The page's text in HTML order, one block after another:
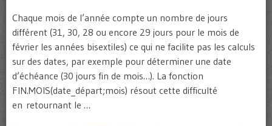
Chaque mois de l’année compte un nombre de jours
différent (31, 30, 28 ou encore 29 jours pour le mois de
février les années bisextiles) ce qui ne facilite pas les calculs
sur des dates, par exemple pour déterminer une date
d’échéance (30 jours fin de mois…). La fonction
FIN.MOIS(date_départ;mois) résout cette difficulté
en retournant le …